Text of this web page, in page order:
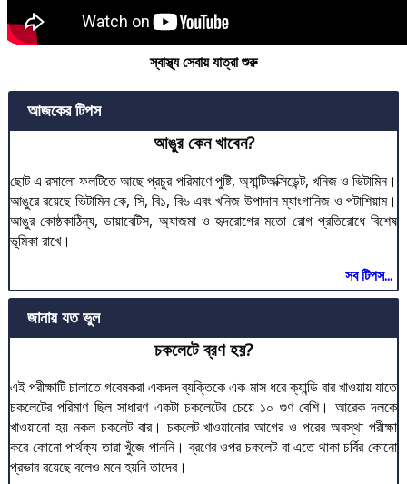
স্বাস্থ্য সেবায় যাত্রা শুরু
আজকের টিপস
আঙুর কেন খাবেন?
ছোট এ রসালো ফলটিতে আছে প্রচুর পরিমাণে পুষ্টি, অ্যান্টিঅক্সিডেন্ট, খনিজ ও ভিটামিন।
আঙুরে রয়েছে ভিটামিন কে, সি, বি১, বি৬ এবং খনিজ উপাদান ম্যাংগানিজ ও পটাশিয়াম।
আঙুর কোষ্ঠকাঠিন্য, ডায়াবেটিস, অ্যাজমা ও হৃদরোগের মতো রোগ প্রতিরোধে বিশেষ
ভূমিকা রাখে।
সব টিপস...
জানায় যত ভুল
চকলেটে ব্রণ হয়?
এই পরীক্ষাটি চালাতে গবেষকরা একদল ব্যক্তিকে এক মাস ধরে ক্যান্ডি বার খাওয়ায় যাতে
চকলেটের পরিমাণ ছিল সাধারণ একটা চকলেটের চেয়ে ১০ গুণ বেশি। আরেক দলকে
খাওয়ানো হয় নকল চকলেট বার। চকলেট খাওয়ানোর আগের ও পরের অবস্থা পরীক্ষা
করে কোনো পার্থক্য তারা খুঁজে পাননি। ব্রণের ওপর চকলেট বা এতে থাকা চর্বির কোনো
প্রভাব রয়েছে বলেও মনে হয়নি তাদের।